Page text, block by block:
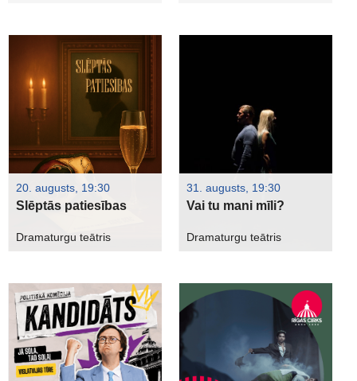
20. augusts, 19:30
Slēptās patiesības
Dramaturgu teātris
31. augusts, 19:30
Vai tu mani mīli?
Dramaturgu teātris